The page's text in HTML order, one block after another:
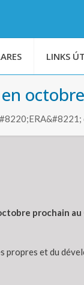
LINKS
prochain au
et du